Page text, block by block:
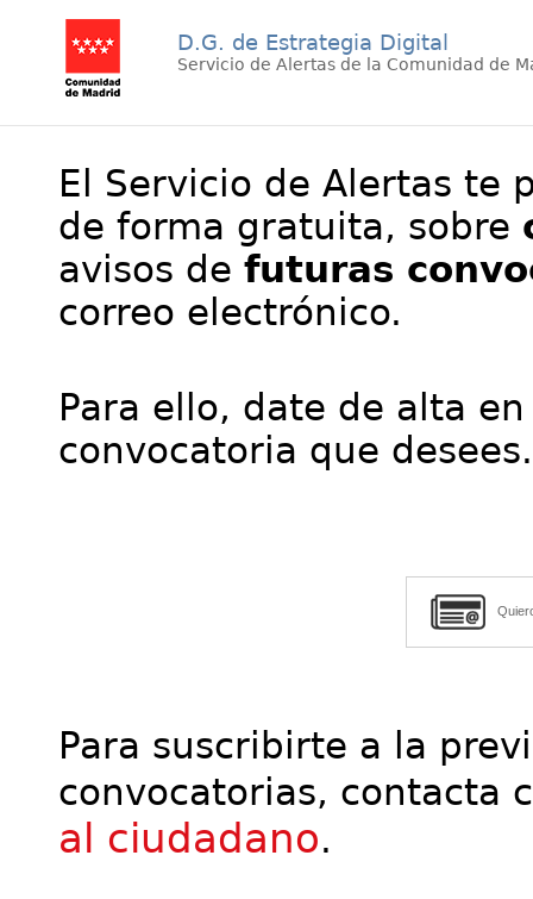
D.G. de Estrategia Digital
Servicio de Alertas de la Comunidad de
El Servicio de Alertas te
de forma gratuita, sobre
avisos de futuras
correo electrónico.
Para ello, date de alta
convocatoria que desees.
Para suscribirte a la
convocatorias, contacta
al ciudadano.